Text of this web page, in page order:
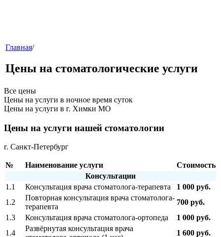
меню
Главная/
Цены на стоматологические услуги
Все цены
Цены на услуги в ночное время суток
Цены на услуги в г. Химки МО
Цены на услуги нашей стоматологии
г. Санкт-Петербург
№ Наименование услуги
Стоимость
Консультации
1.1
Консультация врача стоматолога-терапевта
1 000 руб.
1.2
Повторная консультация врача стоматолога-
терапевта
700 руб.
1.3
Консультация врача стоматолога-ортопеда
1 000 руб.
1.4
Развёрнутая консультация врача
1 600 руб.